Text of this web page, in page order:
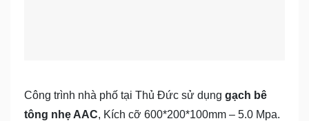
Công trình nhà phố tại Thủ Đức sử dụng gạch bê
tông nhẹ AAC, Kích cỡ 600*200*100mm – 5.0 Mpa.